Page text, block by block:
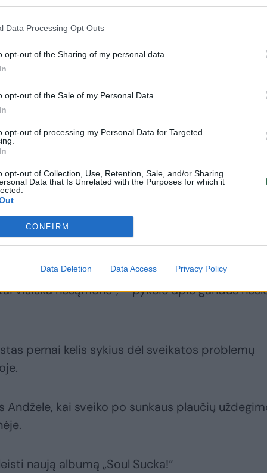
Data Processing Opt Outs
opt-out of the Sharing of my personal data.
opt-out of the Sale of my Personal Data.
opt-out of processing my Personal Data for Targeted
opt-out of Collection, Use, Retention, Sale, and/or Sharing
Data that Is Unrelated with the Purposes for which it
CONFIRM
Data Deletion Data Access Privacy Policy
miegojo mažiausiai
su dviem savo vaikų
auklėmis
gėrime ištirpdžiusi
Sharon Osbourne
tiesą
visiška nesąmonė“, – pykčio apie gandus
pernai kelis sykius dėl sveikatos problemų
kai sveiko po sunkaus plaučių
naują albumą „Soul Sucka!“